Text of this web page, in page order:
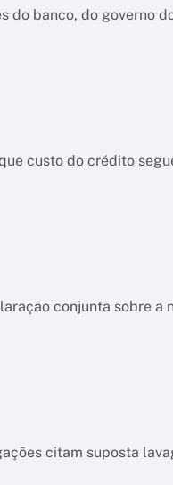
banco, do governo
custo do crédito
conjunta sobre a
citam suposta